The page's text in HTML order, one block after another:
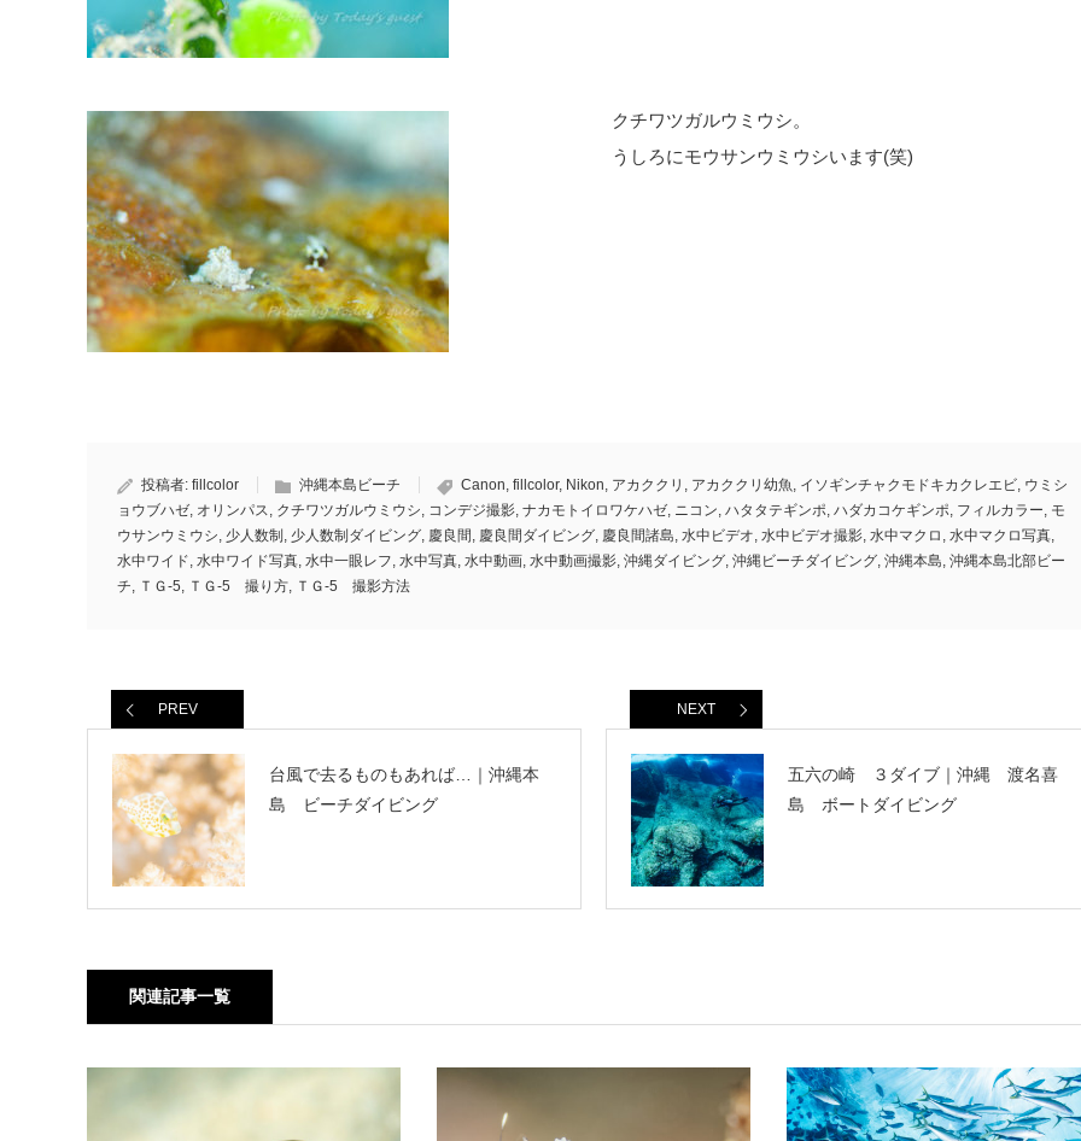
クチワツガルウミウシ。
うしろにモウサンウミウシいます(笑)
投稿者: fillcolor 沖縄本島ビーチ Canon, fillcolor, Nikon, アカククリ , アカククリ幼魚, イソギンチャクモドキカクレエビ, ウミシ
ョウブハゼ, オリンパス, クチワツガルウミウシ, コンデジ撮影, ナカモトイロワケハゼ, ニコン, ハタタテギンポ, ハダカコケギンポ, フィルカラー, モ
ウサンウミウシ, 少人数制 , 少人数制ダイビング, 慶良間 , 慶良間ダイビング, 慶良間諸島, 水中ビデオ, 水中ビデオ撮影, 水中マクロ , 水中マクロ写真,
水中ワイド, 水中ワイド写真, 水中一眼レフ, 水中写真, 水中動画, 水中動画撮影, 沖縄ダイビング, 沖縄ビーチダイビング, 沖縄本島, 沖縄本島北部ビー
チ, ＴＧ-5, ＴＧ-5 撮り方, ＴＧ-5 撮影方法
PREV
台風で去るものもあれば…｜沖縄本
島 ビーチダイビング
NEXT
五六の崎 ３ダイブ｜沖縄 渡名喜
島 ボートダイビング
関連記事一覧